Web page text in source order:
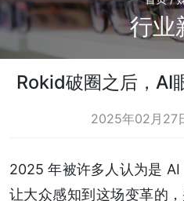
行业
Rokid破圈之后，AI
2025年02月27
2025 年被许多人认为是
让大众感知到这场变革的